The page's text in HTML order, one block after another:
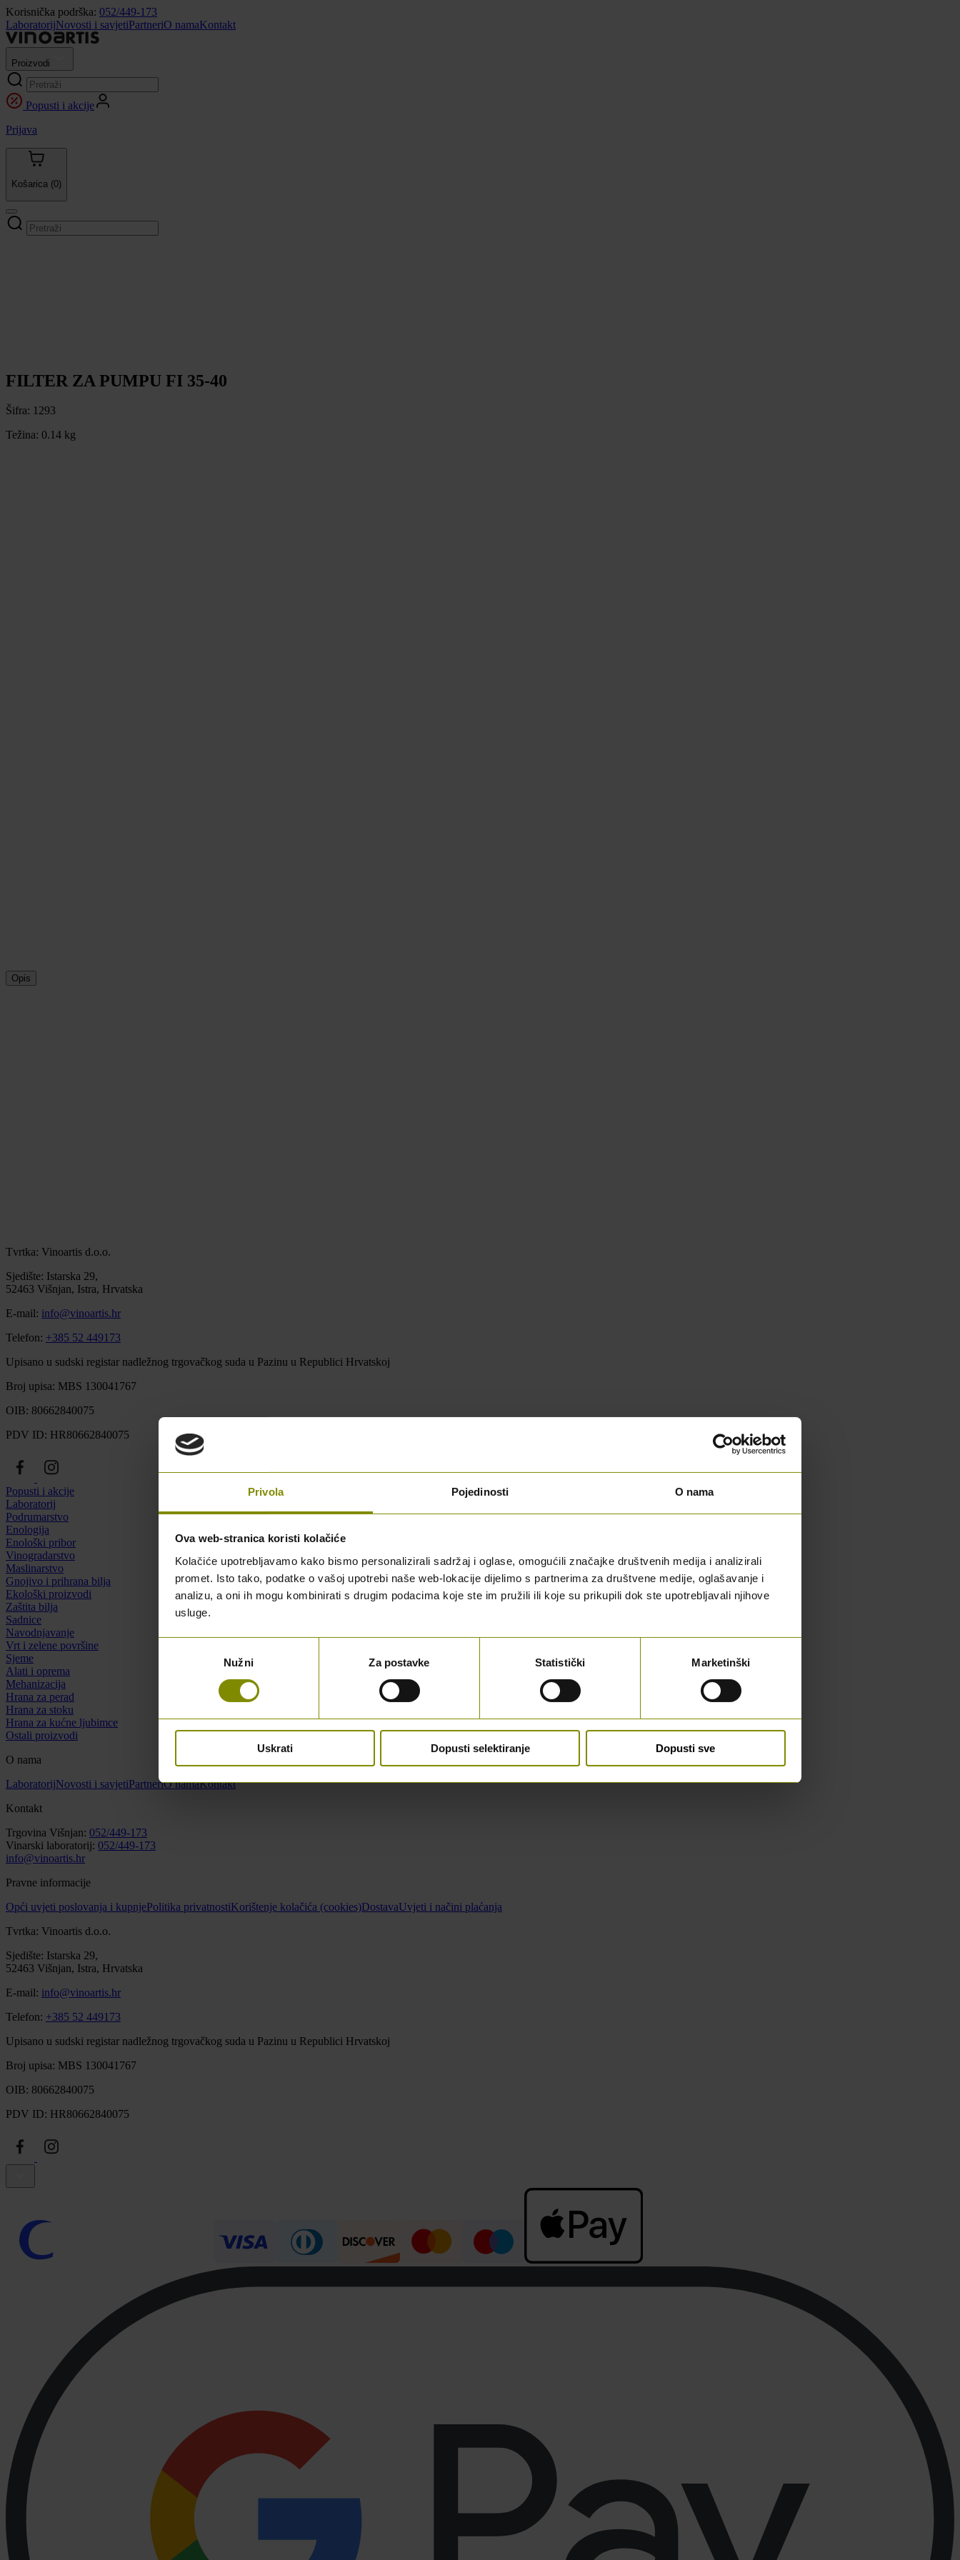
Privola Pojedinosti O nama
Ova web-stranica koristi kolačiće
Kolačiće upotrebljavamo kako bismo personalizirali sadržaj i oglase, omogućili značajke društvenih medija i analizirali
promet. Isto tako, podatke o vašoj upotrebi naše web-lokacije dijelimo s partnerima za društvene medije, oglašavanje i
analizu, a oni ih mogu kombinirati s drugim podacima koje ste im pružili ili koje su prikupili dok ste upotrebljavali njihove
usluge.
Nužni Za postavke Statistički Marketinški
Uskrati Dopusti selektiranje Dopusti sve
Korisnička podrška: 052/449-173
LaboratorijNovosti i savjetiPartneriO namaKontakt
Proizvodi
Popusti i akcije
Prijava
Košarica (0)
FILTER ZA PUMPU FI 35-40
Šifra: 1293
Težina: 0.14 kg
Opis
Tvrtka: Vinoartis d.o.o.
Sjedište: Istarska 29,
52463 Višnjan, Istra, Hrvatska
E-mail: info@vinoartis.hr
Telefon: +385 52 449173
Upisano u sudski registar nadležnog trgovačkog suda u Pazinu u Republici Hrvatskoj
Broj upisa: MBS 130041767
OIB: 80662840075
PDV ID: HR80662840075
Popusti i akcije
Laboratorij
Podrumarstvo
Enologija
Enološki pribor
Vinogradarstvo
Maslinarstvo
Gnojivo i prihrana bilja
Ekološki proizvodi
Zaštita bilja
Sadnice
Navodnjavanje
Vrt i zelene površine
Sjeme
Alati i oprema
Mehanizacija
Hrana za perad
Hrana za stoku
Hrana za kućne ljubimce
Ostali proizvodi
O nama
LaboratorijNovosti i savjetiPartneriO namaKontakt
Kontakt
Trgovina Višnjan: 052/449-173
Vinarski laboratorij: 052/449-173
info@vinoartis.hr
Pravne informacije
Opći uvjeti poslovanja i kupnjePolitika privatnostiKorištenje kolačića (cookies)DostavaUvjeti i načini plaćanja
Tvrtka: Vinoartis d.o.o.
Sjedište: Istarska 29,
52463 Višnjan, Istra, Hrvatska
E-mail: info@vinoartis.hr
Telefon: +385 52 449173
Upisano u sudski registar nadležnog trgovačkog suda u Pazinu u Republici Hrvatskoj
Broj upisa: MBS 130041767
OIB: 80662840075
PDV ID: HR80662840075